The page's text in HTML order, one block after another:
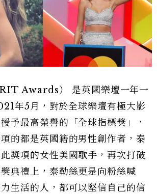
Awards） 是英國樂壇一年一
年5月，對於全球樂壇有極大影
予最高榮譽的「全球指標獎」，
的都是英國籍的男性創作者，泰
獎項的女性美國歌手，再次打破
典禮上，泰勒絲更是向粉絲喊
生活的人，都可以堅信自己的信